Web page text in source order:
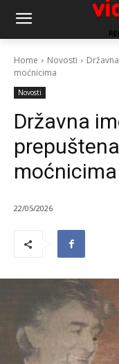
Home Novosti
moćnicima
Novosti
Državna
moćnicima
22/05/2026